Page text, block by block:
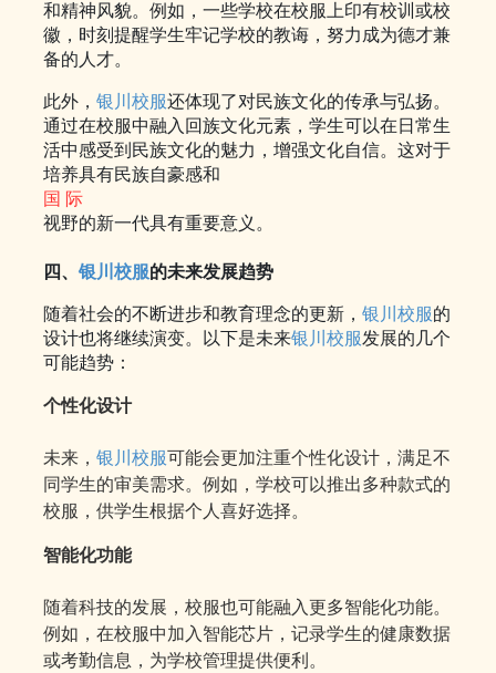
和精神风貌。例如，一些学校在校服上印有校训或校
徽，时刻提醒学生牢记学校的教诲，努力成为德才兼
备的人才。
此外，银川校服还体现了对民族文化的传承与弘扬。
通过在校服中融入回族文化元素，学生可以在日常生
活中感受到民族文化的魅力，增强文化自信。这对于
培养具有民族自豪感和
国 际
视野的新一代具有重要意义。
四、银川校服的未来发展趋势
随着社会的不断进步和教育理念的更新，银川校服的
设计也将继续演变。以下是未来银川校服发展的几个
可能趋势：
个性化设计
未来，银川校服可能会更加注重个性化设计，满足不
同学生的审美需求。例如，学校可以推出多种款式的
校服，供学生根据个人喜好选择。
智能化功能
随着科技的发展，校服也可能融入更多智能化功能。
例如，在校服中加入智能芯片，记录学生的健康数据
或考勤信息，为学校管理提供便利。